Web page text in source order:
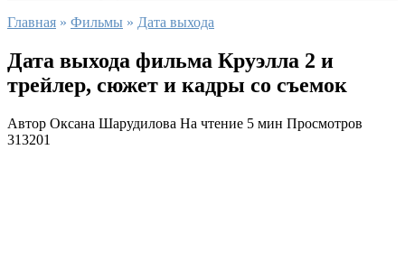
Главная » Фильмы » Дата выхода
Дата выхода фильма Круэлла 2 и
трейлер, сюжет и кадры со съемок
Автор Оксана Шарудилова На чтение 5 мин Просмотров
313201